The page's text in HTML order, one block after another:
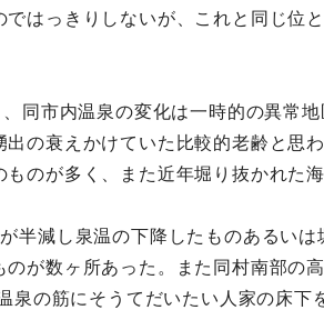
はっきりしないが、これと同じ位
同市内温泉の変化は一時的の異常
の衰えかけていた比較的老齢と思
のが多く、また近年堀り抜かれた
半減し泉温の下降したものあるい
が数ヶ所あった。また同村南部の
の筋にそうてだいたい人家の床